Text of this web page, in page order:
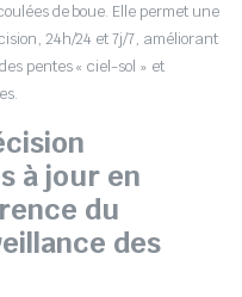
de boue. Elle permet une
24h/24 et 7j/7, améliorant
pentes « ciel-sol » et
à jour en
du
des